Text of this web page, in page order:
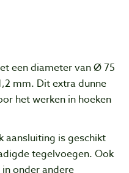
een diameter van Ø 75
mm. Dit extra dunne
het werken in hoeken
aansluiting is geschikt
tegelvoegen. Ook
onder andere